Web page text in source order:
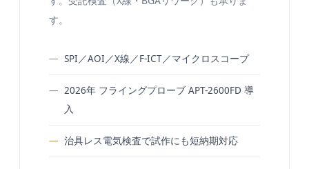
す。
SPI／AOI／X線／F-ICT／マイクロスコープ
2026年 フライングプローブ APT-2600FD 導
入
治具レス電気検査で試作にも短納期対応